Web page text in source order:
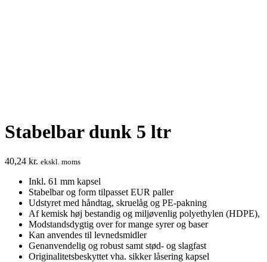
Stabelbar dunk 5 ltr
40,24 kr. ekskl. moms
Inkl. 61 mm kapsel
Stabelbar og form tilpasset EUR paller
Udstyret med håndtag, skruelåg og PE-pakning
Af kemisk høj bestandig og miljøvenlig polyethylen (HDPE),
Modstandsdygtig over for mange syrer og baser
Kan anvendes til levnedsmidler
Genanvendelig og robust samt stød- og slagfast
Originalitetsbeskyttet vha. sikker låsering kapsel